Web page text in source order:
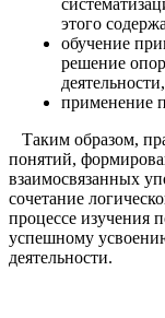
этого
обучение
решение
применение
Таким образом,
понятий,
взаимосвязанных
сочетание
процессе изучения
успешному
деятельности.